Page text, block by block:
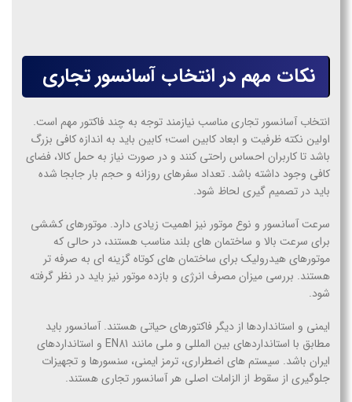
نکات مهم در انتخاب آسانسور تجاری
انتخاب آسانسور تجاری مناسب نیازمند توجه به چند فاکتور مهم است.
اولین نکته ظرفیت و ابعاد کابین است؛ کابین باید به اندازه کافی بزرگ
باشد تا کاربران احساس راحتی کنند و در صورت نیاز به حمل کالا، فضای
کافی وجود داشته باشد. تعداد سفرهای روزانه و حجم بار جابجا شده
باید در تصمیم گیری لحاظ شود.
سرعت آسانسور و نوع موتور نیز اهمیت زیادی دارد. موتورهای کششی
برای سرعت بالا و ساختمان های بلند مناسب هستند، در حالی که
موتورهای هیدرولیک برای ساختمان های کوتاه گزینه ای به صرفه تر
هستند. بررسی میزان مصرف انرژی و بازده موتور نیز باید در نظر گرفته
شود.
ایمنی و استانداردها از دیگر فاکتورهای حیاتی هستند. آسانسور باید
مطابق با استانداردهای بین المللی و ملی مانند EN81 و استانداردهای
ایران باشد. سیستم های اضطراری، ترمز ایمنی، سنسورها و تجهیزات
جلوگیری از سقوط از الزامات اصلی هر آسانسور تجاری هستند.